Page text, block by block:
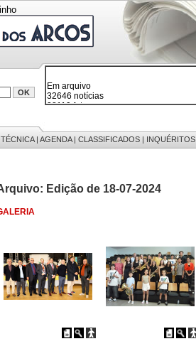
32646 notícias
38119 fotos
595 edições
| AGENDA| CLASSIFICADOS | INQUÉRITOS
Edição de 18-07-2024